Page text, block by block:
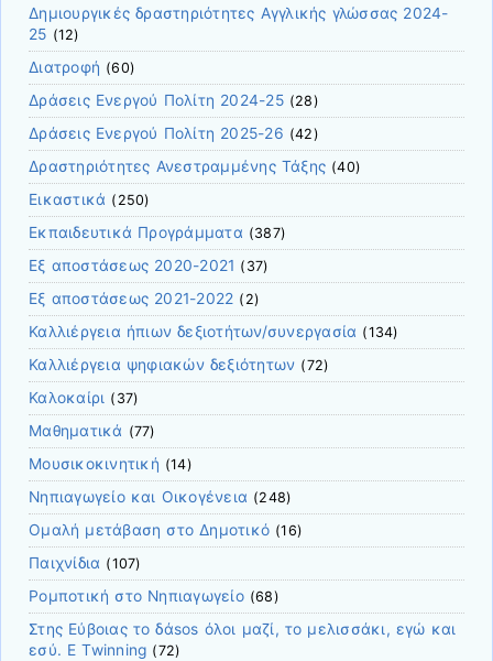
Δημιουργικές δραστηριότητες Αγγλικής γλώσσας 2024-
25 (12)
Διατροφή (60)
Δράσεις Ενεργού Πολίτη 2024-25(28)
Δράσεις Ενεργού Πολίτη 2025-26 (42)
Δραστηριότητες Ανεστραμμένης Τάξης (40)
Εικαστικά (250)
Εκπαιδευτικά Προγράμματα (387)
Εξ αποστάσεως 2020-2021 (37)
Εξ αποστάσεως 2021-2022 (2)
Καλλιέργεια ήπιων δεξιοτήτων/συνεργασία (134)
Καλλιέργεια ψηφιακών δεξιότητων (72)
Καλοκαίρι (37)
Μαθηματικά (77)
Μουσικοκινητική (14)
Νηπιαγωγείο και Οικογένεια (248)
Ομαλή μετάβαση στο Δημοτικό (16)
Παιχνίδια (107)
Ρομποτική στο Νηπιαγωγείο(68)
Στης Εύβοιας το δάsos όλοι μαζί, το μελισσάκι, εγώ και
εσύ. E Twinning (72)